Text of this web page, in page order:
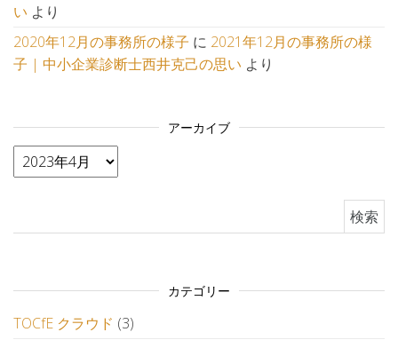
い より
2020年12月の事務所の様子 に 2021年12月の事務所の様
子 | 中小企業診断士西井克己の思い より
アーカイブ
アーカイブ
カテゴリー
TOCfE クラウド (3)